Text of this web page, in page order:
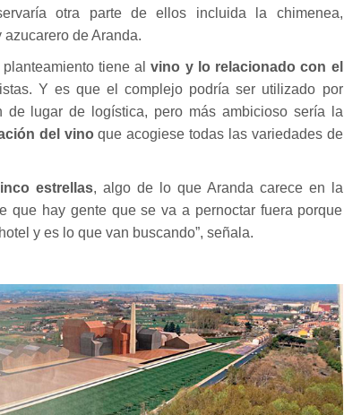
otra parte de ellos incluida la chimenea,
de Aranda.
tiene al vino y lo relacionado con el
Y es que el complejo podría ser utilizado por
de lugar de logística, pero más ambicioso sería la
del vino que acogiese todas las variedades de
estrellas, algo de lo que Aranda carece en la
que hay gente que se va a pernoctar fuera porque
y es lo que van buscando”, señala.